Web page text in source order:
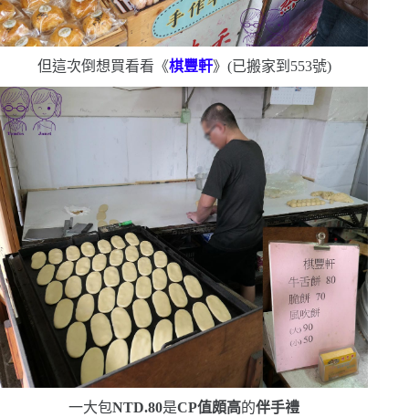
但這次倒想買看看《棋豐軒》 (已搬家到 553號)
一大包NTD.80是CP值頗高的伴手禮